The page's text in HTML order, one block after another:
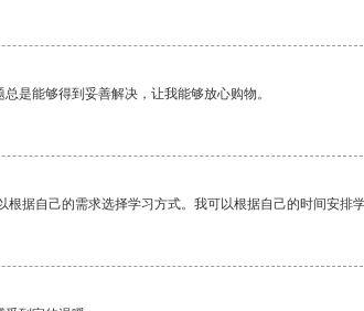
是能够得到妥善解决，让我能够放心购物。
据自己的需求选择学习方式。我可以根据自己的时间安排学